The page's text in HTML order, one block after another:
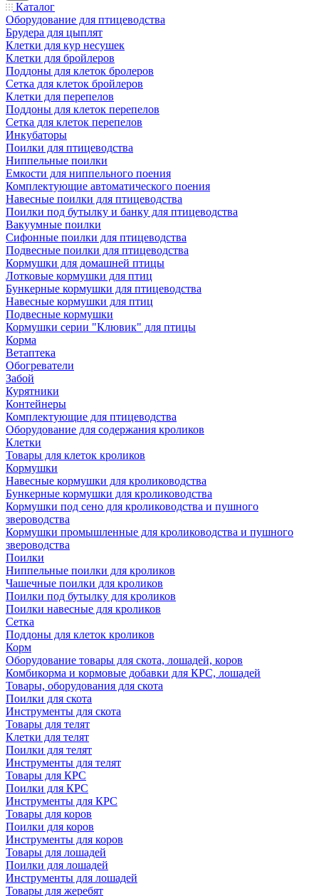
Каталог
Оборудование для птицеводства
Брудера для цыплят
Клетки для кур несушек
Клетки для бройлеров
Поддоны для клеток бролеров
Сетка для клеток бройлеров
Клетки для перепелов
Поддоны для клеток перепелов
Сетка для клеток перепелов
Инкубаторы
Поилки для птицеводства
Ниппельные поилки
Емкости для ниппельного поения
Комплектующие автоматического поения
Навесные поилки для птицеводства
Поилки под бутылку и банку для птицеводства
Вакуумные поилки
Сифонные поилки для птицеводства
Подвесные поилки для птицеводства
Кормушки для домашней птицы
Лотковые кормушки для птиц
Бункерные кормушки для птицеводства
Навесные кормушки для птиц
Подвесные кормушки
Кормушки серии "Клювик" для птицы
Корма
Ветаптека
Обогреватели
Забой
Курятники
Контейнеры
Комплектующие для птицеводства
Оборудование для содержания кроликов
Клетки
Товары для клеток кроликов
Кормушки
Навесные кормушки для кролиководства
Бункерные кормушки для кролиководства
Кормушки под сено для кролиководства и пушного
звероводства
Кормушки промышленные для кролиководства и пушного
звероводства
Поилки
Ниппельные поилки для кроликов
Чашечные поилки для кроликов
Поилки под бутылку для кроликов
Поилки навесные для кроликов
Сетка
Поддоны для клеток кроликов
Корм
Оборудование товары для скота, лошадей, коров
Комбикорма и кормовые добавки для КРС, лошадей
Товары, оборудования для скота
Поилки для скота
Инструменты для скота
Товары для телят
Клетки для телят
Поилки для телят
Инструменты для телят
Товары для КРС
Поилки для КРС
Инструменты для КРС
Товары для коров
Поилки для коров
Инструменты для коров
Товары для лошадей
Поилки для лошадей
Инструменты для лошадей
Товары для жеребят